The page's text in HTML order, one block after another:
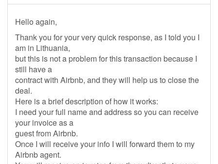
Hello again,
Thank you for your very quick response, as I told you I
am in Lithuania,
but this is not a problem for this transaction because I
still have a
contract with Airbnb, and they will help us to close the
deal.
Here is a brief description of how it works:
I need your full name and address so you can receive
your invoice as a
guest from Airbnb.
Once I will receive your info I will forward them to my
Airbnb agent.